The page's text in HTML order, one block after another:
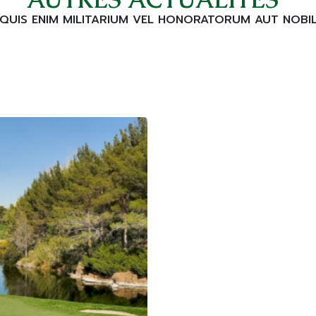
ENIM MILITARIUM VEL HONORATORUM AUT